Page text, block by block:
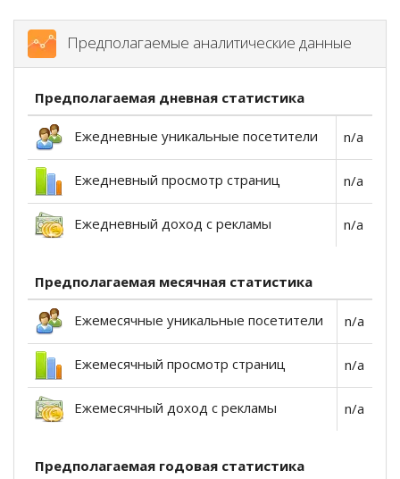
Предполагаемые аналитические данные
Предполагаемая дневная статистика
Ежедневные уникальные посетители n/a
Ежедневный просмотр страниц n/a
Ежедневный доход с рекламы n/a
Предполагаемая месячная статистика
Ежемесячные уникальные посетители n/a
Ежемесячный просмотр страниц n/a
Ежемесячный доход с рекламы n/a
Предполагаемая годовая статистика